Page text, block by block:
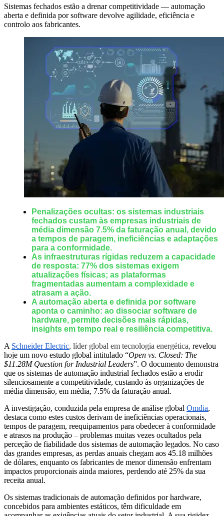
Sistemas fechados estão a drenar competitividade — automação
aberta e definida por software devolve agilidade, eficiência e
controlo aos fabricantes.
Penalizações ocultas: os sistemas industriais
fechados custam às empresas industriais de
média dimensão 7.5% da faturação anual, devido
a tempos de paragem, ineficiências e adaptações
para a conformidade.
As infraestruturas rígidas reduzem a capacidade
de resposta: 77% dos sistemas exigem
atualizações físicas; as plataformas
fragmentadas aumentam a complexidade e
atrasam a ação.
A automação aberta e definida por software
aponta o caminho: ao dissociar software de
hardware, permite decisões mais rápidas,
insights em tempo real e resiliência competitiva.
A Schneider Electric, líder global em tecnologia energética, revelou
hoje um novo estudo global intitulado “Open vs. Closed: The
$11.28M Question for Industrial Leaders”. O documento demonstra
que os sistemas de automação industrial fechados estão a erodir
silenciosamente a competitividade, custando às organizações de
média dimensão, em média, 7.5% da faturação anual.
A investigação, conduzida pela empresa de análise global Omdia,
destaca como estes custos derivam de ineficiências operacionais,
tempos de paragem, reequipamentos para obedecer à conformidade
e atrasos na produção – problemas muitas vezes ocultados pela
perceção de fiabilidade dos sistemas de automação legados. No caso
das grandes empresas, as perdas anuais chegam aos 45.18 milhões
de dólares, enquanto os fabricantes de menor dimensão enfrentam
impactos proporcionais ainda maiores, perdendo até 25% da sua
receita anual.
Os sistemas tradicionais de automação definidos por hardware,
concebidos para ambientes estáticos, têm dificuldade em